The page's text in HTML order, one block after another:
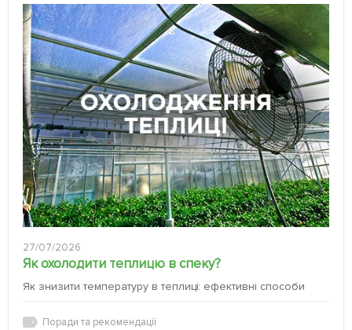
27/07/2026
Як охолодити теплицю в спеку?
Як знизити температуру в теплиці: ефективні способи
Поради та рекомендації